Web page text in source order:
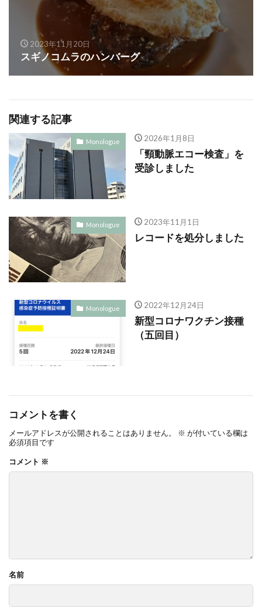
2023年11月20日
スギノコムラのハンバーグ
関連する記事
Monologue 2026年1月8日
「頸動脈エコー検査」を
受診しました
Monologue 2023年11月1日
レコードを処分しました
Monologue 2022年12月24日
新型コロナワクチン接種
（五回目）
コメントを書く
メールアドレスが公開されることはありません。 ※ が付いている欄は
必須項目です
コメント ※
名前